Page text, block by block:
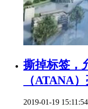
撕掉标签，
（ATANA
2019-01-19 15:11:54